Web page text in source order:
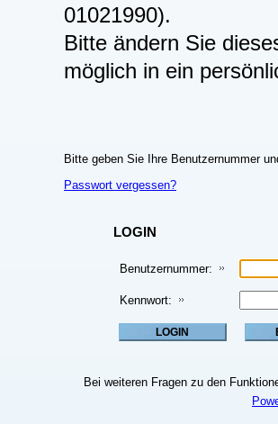
01021990).
Bitte ändern Sie
möglich in ein
Bitte geben Sie Ihre Benutzernummer
Passwort vergessen?
LOGIN
Benutzernummer:
Kennwort:
Bei weiteren Fragen zu den